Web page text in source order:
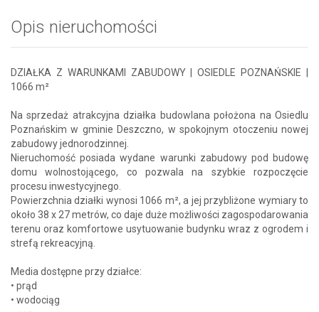
Opis nieruchomości
DZIAŁKA Z WARUNKAMI ZABUDOWY | OSIEDLE POZNAŃSKIE |
1066 m²
Na sprzedaż atrakcyjna działka budowlana położona na Osiedlu
Poznańskim w gminie Deszczno, w spokojnym otoczeniu nowej
zabudowy jednorodzinnej.
Nieruchomość posiada wydane warunki zabudowy pod budowę
domu wolnostojącego, co pozwala na szybkie rozpoczęcie
procesu inwestycyjnego.
Powierzchnia działki wynosi 1066 m², a jej przybliżone wymiary to
około 38 x 27 metrów, co daje duże możliwości zagospodarowania
terenu oraz komfortowe usytuowanie budynku wraz z ogrodem i
strefą rekreacyjną.
Media dostępne przy działce:
• prąd
• wodociąg